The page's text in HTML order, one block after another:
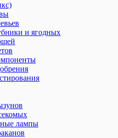
и ягодных
лампы